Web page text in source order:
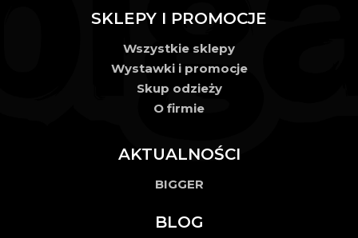
SKLEPY I PROMOCJE
Wszystkie sklepy
Wystawki i promocje
Skup odzieży
O firmie
AKTUALNOŚCI
BIGGER
BLOG